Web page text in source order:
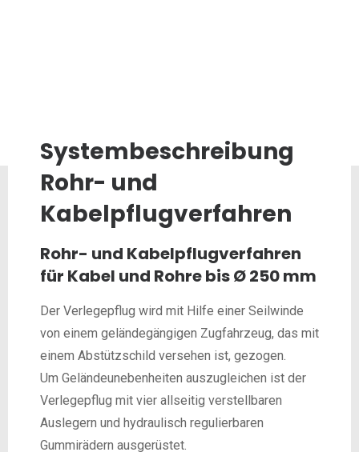
Systembeschreibung
Rohr- und
Kabelpflugverfahren
Rohr- und Kabelpflugverfahren
für Kabel und Rohre bis Ø 250 mm
Der Verlegepflug wird mit Hilfe einer Seilwinde
von einem geländegängigen Zugfahrzeug, das mit
einem Abstützschild versehen ist, gezogen.
Um Geländeunebenheiten auszugleichen ist der
Verlegepflug mit vier allseitig verstellbaren
Auslegern und hydraulisch regulierbaren
Gummirädern ausgerüstet.